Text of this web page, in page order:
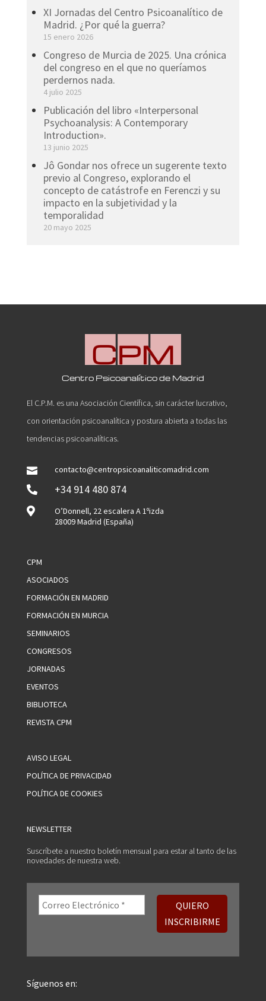
XI Jornadas del Centro Psicoanalítico de
Madrid. ¿Por qué la guerra?
15 enero 2026
Congreso de Murcia de 2025. Una crónica
del congreso en el que no queríamos
perdernos nada.
4 julio 2025
Publicación del libro «Interpersonal
Psychoanalysis: A Contemporary
Introduction».
13 junio 2025
Jô Gondar nos ofrece un sugerente texto
previo al Congreso, explorando el
concepto de catástrofe en Ferenczi y su
impacto en la subjetividad y la
temporalidad
20 mayo 2025
Centro Psicoanalítico de Madrid
El C.P.M. es una Asociación Científica, sin carácter lucrativo,
con orientación psicoanalítica y postura abierta a todas las
tendencias psicoanalíticas.

contacto@centropsicoanaliticomadrid.com

+34 914 480 874

O’Donnell, 22 escalera A 1ºizda
28009 Madrid (España)
CPM
ASOCIADOS
FORMACIÓN EN MADRID
FORMACIÓN EN MURCIA
SEMINARIOS
CONGRESOS
JORNADAS
EVENTOS
BIBLIOTECA
REVISTA CPM
AVISO LEGAL
POLÍTICA DE PRIVACIDAD
POLÍTICA DE COOKIES
NEWSLETTER
Suscríbete a nuestro boletín mensual para estar al tanto de las
novedades de nuestra web.
Síguenos en: